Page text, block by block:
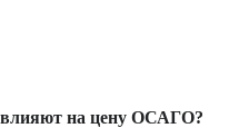
на цену ОСАГО?